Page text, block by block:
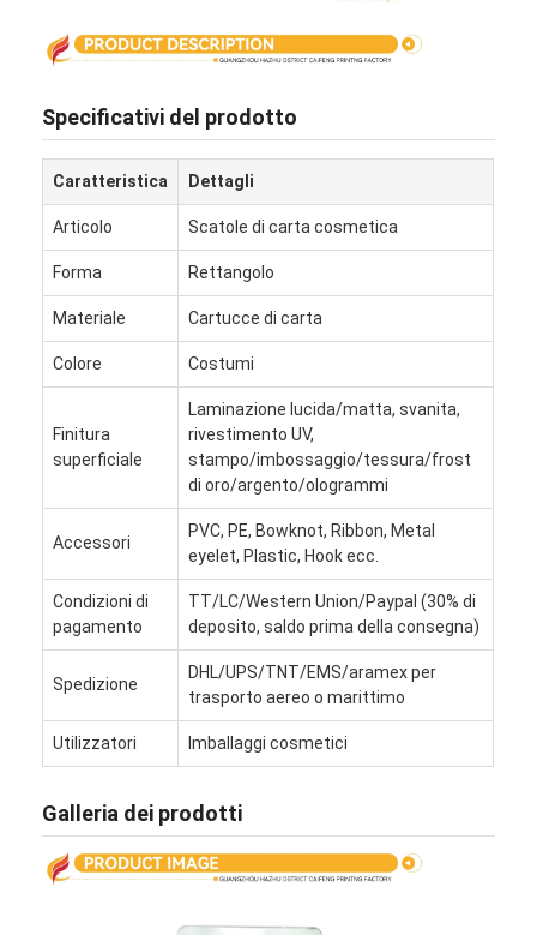
Prodotti
Visita alla fabbrica
Controllo di qualità
Contattaci
stampa di scatole di imballaggio
Scatola d'imballaggio cosmetica
Specificativi del prodotto
Caratteristica Dettagli
Articolo Scatole di carta cosmetica
Forma Rettangolo
Materiale Cartucce di carta
Colore Costumi
Finitura
superficiale
Laminazione lucida/matta, svanita,
rivestimento UV,
stampo/imbossaggio/tessura/frost
di oro/argento/ologrammi
Accessori
PVC, PE, Bowknot, Ribbon, Metal
eyelet, Plastic, Hook ecc.
Condizioni di
pagamento
TT/LC/Western Union/Paypal (30% di
deposito, saldo prima della consegna)
Spedizione
DHL/UPS/TNT/EMS/aramex per
trasporto aereo o marittimo
Utilizzatori Imballaggi cosmetici
Galleria dei prodotti